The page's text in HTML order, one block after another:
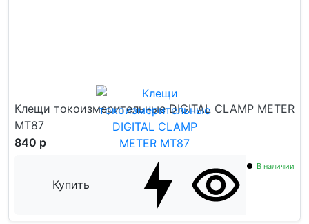
Клещи токоизмерительные DIGITAL CLAMP METER
MT87
840 р
Купить
В наличии